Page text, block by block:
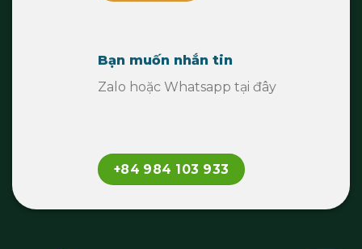
Bạn muốn nhắn tin
Zalo hoặc Whatsapp tại đây
+84 984 103 933